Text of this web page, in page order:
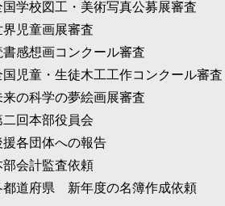
・美術写真公募展審査
展審査
コンクール審査
徒木工工作コンクール審査
の夢絵画展審査
部役員会
への報告
査依頼
新年度の名簿作成依頼